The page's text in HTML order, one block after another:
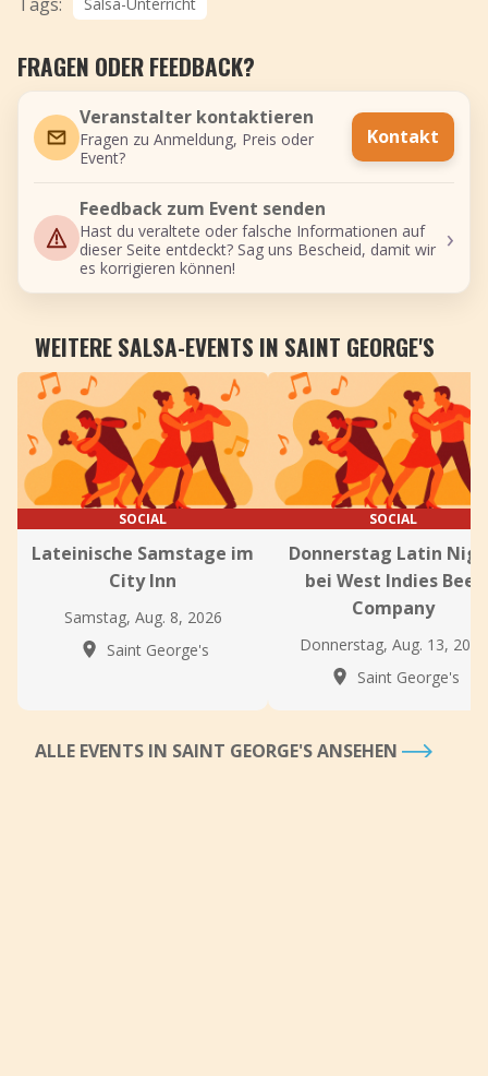
FRAGEN ODER FEEDBACK?
Veranstalter kontaktieren
Fragen zu Anmeldung, Preis oder
Event?
Kontakt
Feedback zum Event senden
Hast du veraltete oder falsche Informationen auf
dieser Seite entdeckt? Sag uns Bescheid, damit wir
es korrigieren können!
›
WEITERE SALSA-EVENTS IN SAINT GEORGE'S
SOCIAL
Lateinische Samstage im
City Inn
Samstag, Aug. 8, 2026
Saint George's
SOCIAL
Donnerstag Latin
bei West Indies Beer
Company
Donnerstag, Aug. 13, 2026
Saint George's
ALLE EVENTS IN SAINT GEORGE'S ANSEHEN